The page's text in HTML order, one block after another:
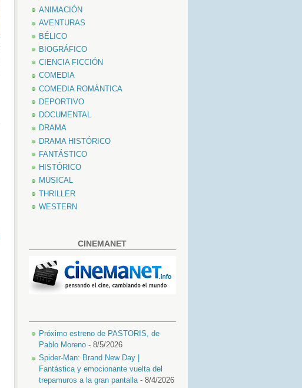
ANIMACIÓN
AVENTURAS
BÉLICO
BIOGRÁFICO
CIENCIA FICCIÓN
COMEDIA
COMEDIA ROMÁNTICA
DEPORTIVO
DOCUMENTAL
DRAMA
DRAMA HISTÓRICO
FANTÁSTICO
HISTÓRICO
MUSICAL
THRILLER
WESTERN
CINEMANET
Próximo estreno de PASTORIS, de
Pablo Moreno- 8/5/2026
Spider-Man: Brand New Day |
Fantástica y emocionante vuelta del
trepamuros a la gran pantalla- 8/4/2026